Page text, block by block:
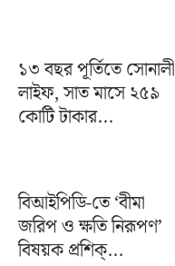
১৩ বছর পূর্তিতে সোনালী
লাইফ, সাত মাসে ২৫৯
কোটি টাকার...
বিআইপিডি-তে ‘বীমা
জরিপ ও ক্ষতি নিরূপণ’
বিষয়ক প্রশিক্...